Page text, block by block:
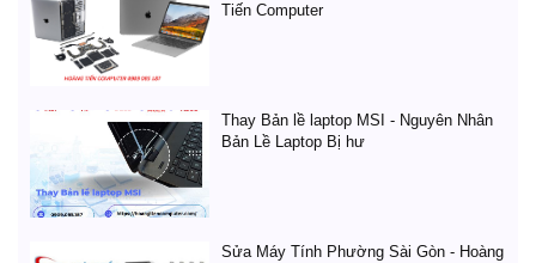
Tiến Computer
Thay Bản lề laptop MSI - Nguyên Nhân
Bản Lề Laptop Bị hư
Sửa Máy Tính Phường Sài Gòn - Hoàng